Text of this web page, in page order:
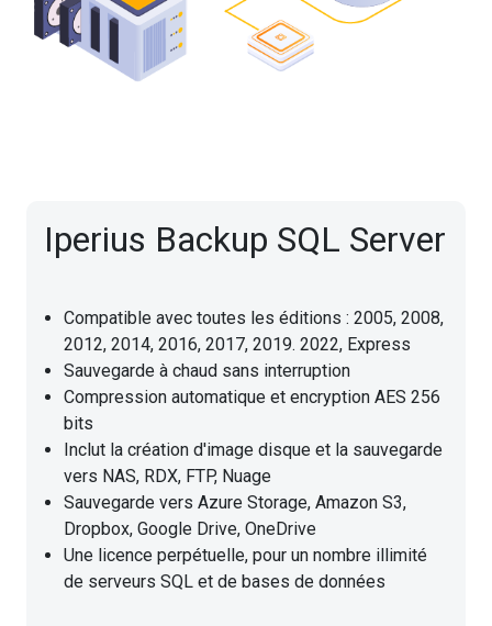
Iperius Backup SQL Server
Compatible avec toutes les éditions : 2005, 2008,
2012, 2014, 2016, 2017, 2019. 2022, Express
Sauvegarde à chaud sans interruption
Compression automatique et encryption AES 256
bits
Inclut la création d'image disque et la sauvegarde
vers NAS, RDX, FTP, Nuage
Sauvegarde vers Azure Storage, Amazon S3,
Dropbox, Google Drive, OneDrive
Une licence perpétuelle, pour un nombre illimité
de serveurs SQL et de bases de données